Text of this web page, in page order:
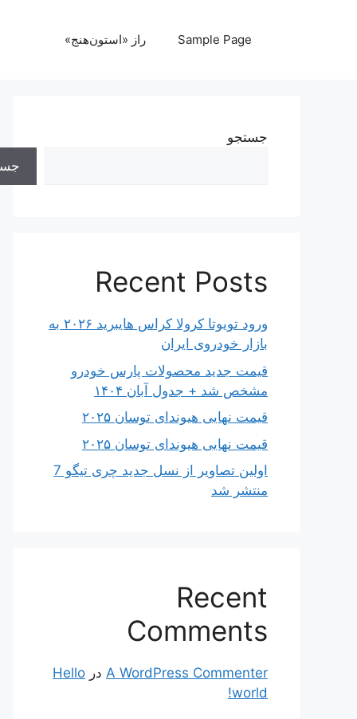
Sample Page راز «استون‌هنج»
جستجو
Recent Posts
ورود تویوتا کرولا کراس هایبرید ۲۰۲۶ به
بازار خودروی ایران
قیمت جدید محصولات پارس خودرو
مشخص شد + جدول آبان ۱۴۰۴
قیمت نهایی هیوندای توسان ۲۰۲۵
قیمت نهایی هیوندای توسان ۲۰۲۵
اولین تصاویر از نسل جدید چری تیگو 7
منتشر شد
Recent
Comments
A WordPress Commenter در Hello
world!